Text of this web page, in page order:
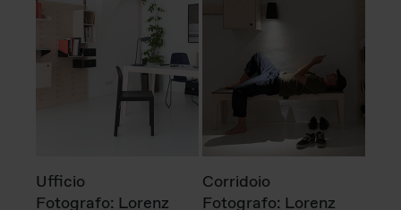
Ufficio
Fotografo: Lorenz
Corridoio
Fotografo: Lorenz